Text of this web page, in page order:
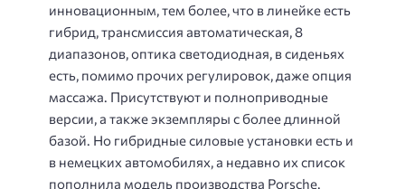
инновационным, тем более, что в линейке есть
гибрид, трансмиссия автоматическая, 8
диапазонов, оптика светодиодная, в сиденьях
есть, помимо прочих регулировок, даже опция
массажа. Присутствуют и полноприводные
версии, а также экземпляры с более длинной
базой. Но гибридные силовые установки есть и
в немецких автомобилях, а недавно их список
пополнила модель производства Porsche.